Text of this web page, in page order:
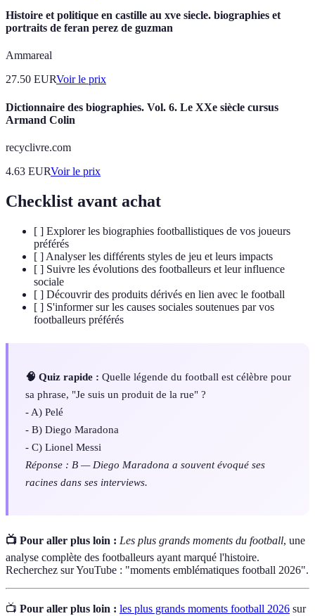
Histoire et politique en castille au xve siecle. biographies et
portraits de feran perez de guzman
Ammareal
27.50 EURVoir le prix
Dictionnaire des biographies. Vol. 6. Le XXe siècle cursus
Armand Colin
recyclivre.com
4.63 EURVoir le prix
Checklist avant achat
[ ] Explorer les biographies footballistiques de vos joueurs
préférés
[ ] Analyser les différents styles de jeu et leurs impacts
[ ] Suivre les évolutions des footballeurs et leur influence
sociale
[ ] Découvrir des produits dérivés en lien avec le football
[ ] S'informer sur les causes sociales soutenues par vos
footballeurs préférés
🧠 Quiz rapide : Quelle légende du football est célèbre pour
sa phrase, "Je suis un produit de la rue" ?
- A) Pelé
- B) Diego Maradona
- C) Lionel Messi
Réponse : B — Diego Maradona a souvent évoqué ses
racines dans ses interviews.
📺 Pour aller plus loin : Les plus grands moments du football, une
analyse complète des footballeurs ayant marqué l'histoire.
Recherchez sur YouTube : "moments emblématiques football 2026".
📺 Pour aller plus loin : les plus grands moments football 2026 sur